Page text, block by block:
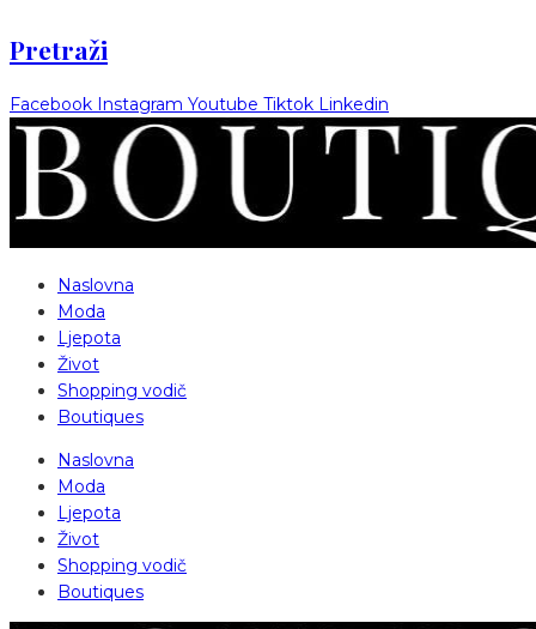
Pretraži
Facebook Instagram Youtube Tiktok Linkedin
Naslovna
Moda
Ljepota
Život
Shopping vodič
Boutiques
Naslovna
Moda
Ljepota
Život
Shopping vodič
Boutiques